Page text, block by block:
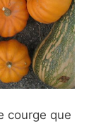
courge que